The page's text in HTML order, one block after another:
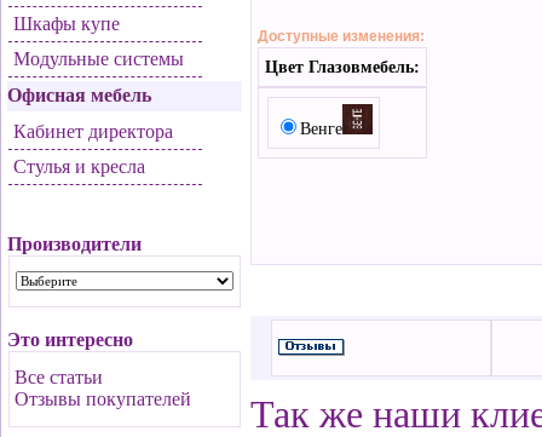
Шкафы купе
Модульные системы
Офисная мебель
Кабинет директора
Стулья и кресла
Производители
Это интересно
Все статьи
Отзывы покупателей
Доступные изменения:
Цвет Глазовмебель:
Венге
Так же наши